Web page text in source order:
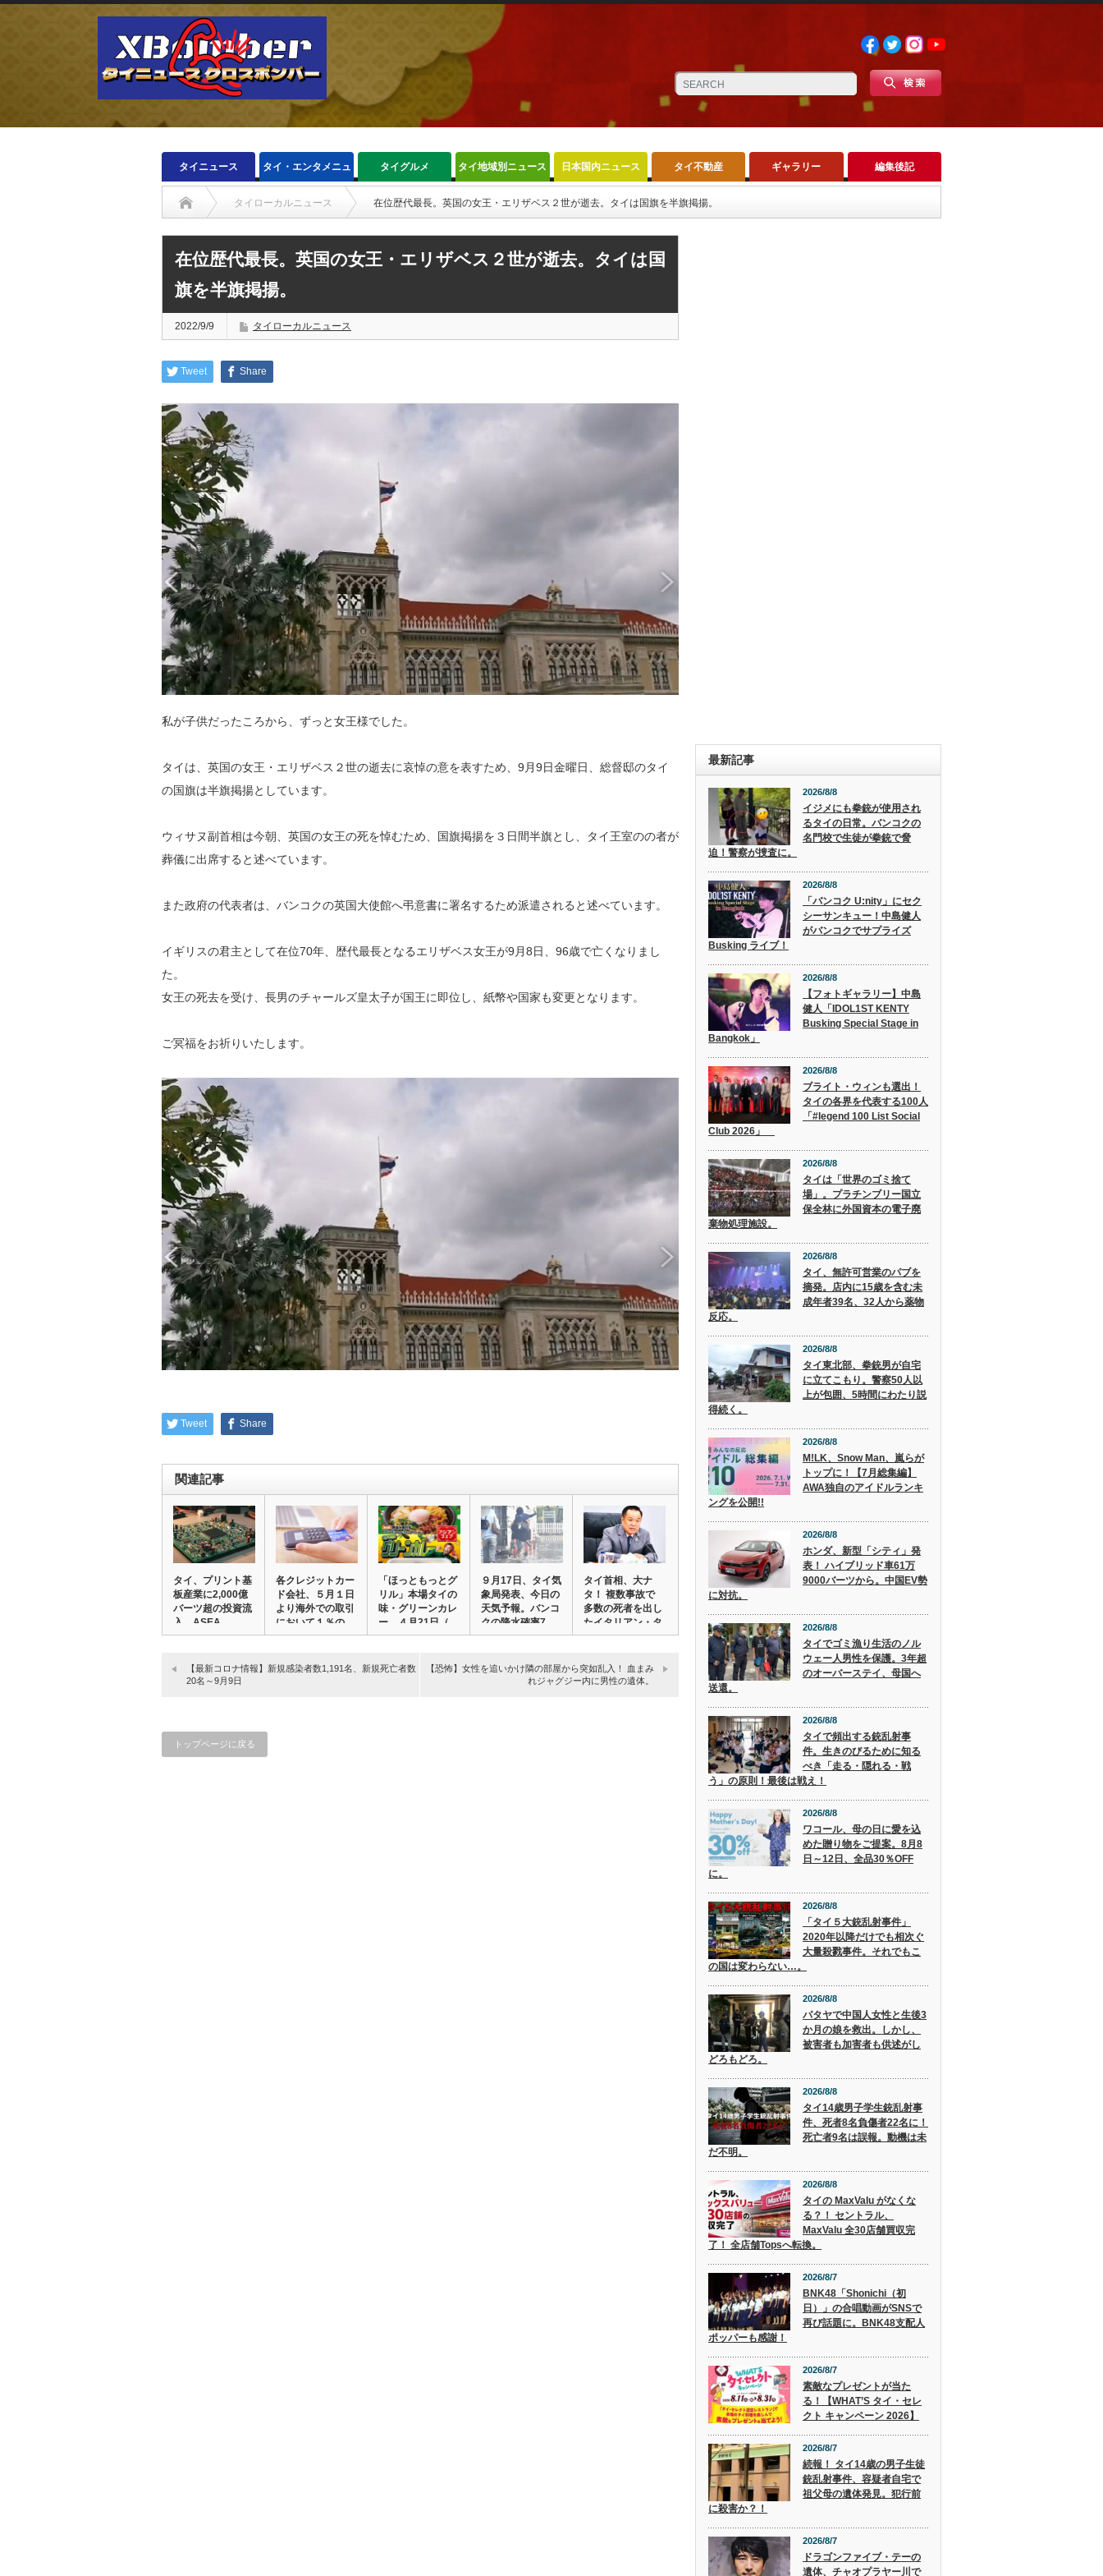
タイニュース タイ・エンタメニュ タイグルメ タイ地域別ニュース 日本国内ニュース タイ不動産 ギャラリー 編集後記
タイローカルニュース 在位歴代最長。英国の女王・エリザベス２世が逝去。タイは国旗を半旗掲揚。
在位歴代最長。英国の女王・エリザベス２世が逝去。タイは国
旗を半旗掲揚。
2022/9/9 タイローカルニュース
Tweet Share
私が子供だったころから、ずっと女王様でした。
タイは、英国の女王・エリザベス２世の逝去に哀悼の意を表すため、9月9日金曜日、総督邸のタイ
の国旗は半旗掲揚としています。
ウィサヌ副首相は今朝、英国の女王の死を悼むため、国旗掲揚を３日間半旗とし、タイ王室のの者が
葬儀に出席すると述べています。
また政府の代表者は、バンコクの英国大使館へ弔意書に署名するため派遣されると述べています。
イギリスの君主として在位70年、歴代最長となるエリザベス女王が9月8日、96歳で亡くなりまし
た。
女王の死去を受け、長男のチャールズ皇太子が国王に即位し、紙幣や国家も変更となります。
ご冥福をお祈りいたします。
Tweet Share
関連記事
タイ、プリント基
板産業に2,000億
バーツ超の投資流
入。ASEA…
各クレジットカー
ド会社、５月１日
より海外での取引
において１％の
手…
「ほっともっとグ
リル」本場タイの
味・グリーンカレ
ー ４月21日（…
９月17日、タイ気
象局発表、今日の
天気予報。バンコ
クの降水確率7…
タイ首相、大ナ
タ！ 複数事故で
多数の死者を出し
たイタリアン・タ
イ…
【最新コロナ情報】新規感染者数1,191名、新規死亡者数
20名～9月9日
【恐怖】女性を追いかけ隣の部屋から突如乱入！ 血まみ
れジャグジー内に男性の遺体。
トップページに戻る
最新記事
2026/8/8
イジメにも拳銃が使用され
るタイの日常。バンコクの
名門校で生徒が拳銃で脅
迫！警察が捜査に。
2026/8/8
「バンコク U:nity」にセク
シーサンキュー！中島健人
がバンコクでサプライズ
Busking ライブ！
2026/8/8
【フォトギャラリー】中島
健人「IDOL1ST KENTY
Busking Special Stage in
Bangkok」
2026/8/8
ブライト・ウィンも選出！
タイの各界を代表する100人
「#legend 100 List Social
Club 2026」
2026/8/8
タイは「世界のゴミ捨て
場」。プラチンブリー国立
保全林に外国資本の電子廃
棄物処理施設。
2026/8/8
タイ、無許可営業のパブを
摘発。店内に15歳を含む未
成年者39名、32人から薬物
反応。
2026/8/8
タイ東北部、拳銃男が自宅
に立てこもり。警察50人以
上が包囲、5時間にわたり説
得続く。
2026/8/8
M!LK、Snow Man、嵐らが
トップに！【7月総集編】
AWA独自のアイドルランキ
ングを公開!!
2026/8/8
ホンダ、新型「シティ」発
表！ ハイブリッド車61万
9000バーツから。中国EV勢
に対抗。
2026/8/8
タイでゴミ漁り生活のノル
ウェー人男性を保護。3年超
のオーバーステイ、母国へ
送還。
2026/8/8
タイで頻出する銃乱射事
件。生きのびるために知る
べき「走る・隠れる・戦
う」の原則！最後は戦え！
2026/8/8
ワコール、母の日に愛を込
めた贈り物をご提案。8月8
日～12日、全品30％OFF
に。
2026/8/8
「タイ５大銃乱射事件」
2020年以降だけでも相次ぐ
大量殺戮事件。それでもこ
の国は変わらない…。
2026/8/8
パタヤで中国人女性と生後3
か月の娘を救出。しかし、
被害者も加害者も供述がし
どろもどろ。
2026/8/8
タイ14歳男子学生銃乱射事
件、死者8名負傷者22名に！
死亡者9名は誤報。動機は未
だ不明。
2026/8/8
タイの MaxValu がなくな
る？！ セントラル、
MaxValu 全30店舗買収完
了！ 全店舗Topsへ転換。
2026/8/7
BNK48「Shonichi（初
日）」の合唱動画がSNSで
再び話題に。BNK48支配人
ポッパーも感謝！
2026/8/7
素敵なプレゼントが当た
る！【WHAT’S タイ・セレ
クト キャンペーン 2026】
2026/8/7
続報！ タイ14歳の男子生徒
銃乱射事件、容疑者自宅で
祖父母の遺体発見。犯行前
に殺害か？！
2026/8/7
ドラゴンファイブ・テーの
遺体、チャオプラヤー川で